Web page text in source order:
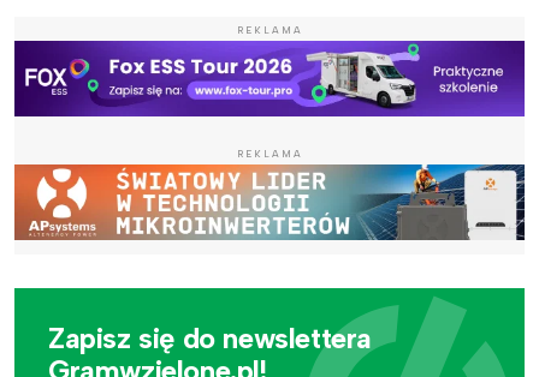
REKLAMA
REKLAMA
Zapisz się do newslettera